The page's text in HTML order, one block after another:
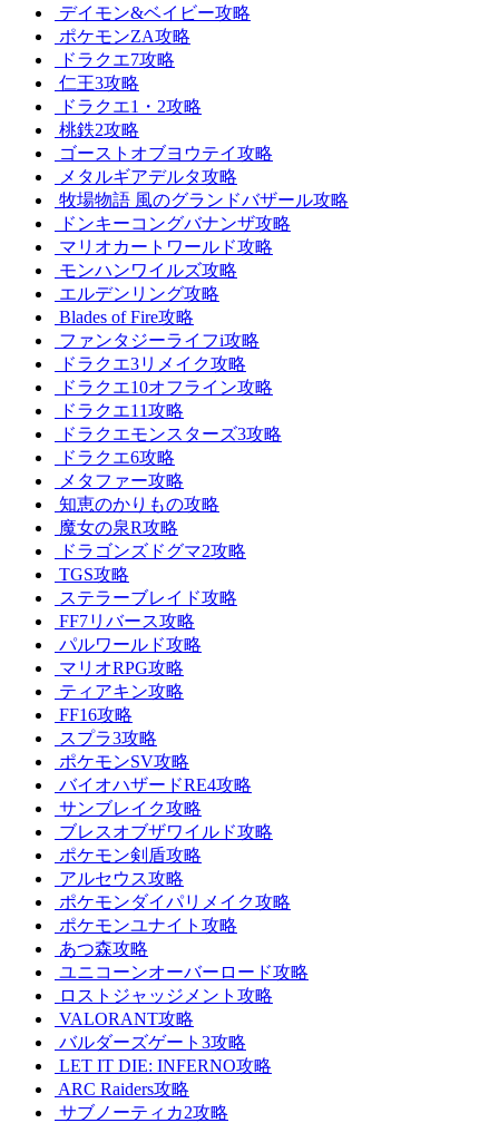
デイモン&ベイビー攻略
ポケモンZA攻略
ドラクエ7攻略
仁王3攻略
ドラクエ1・2攻略
桃鉄2攻略
ゴーストオブヨウテイ攻略
メタルギアデルタ攻略
牧場物語 風のグランドバザール攻略
ドンキーコングバナンザ攻略
マリオカートワールド攻略
モンハンワイルズ攻略
エルデンリング攻略
Blades of Fire攻略
ファンタジーライフi攻略
ドラクエ3リメイク攻略
ドラクエ10オフライン攻略
ドラクエ11攻略
ドラクエモンスターズ3攻略
ドラクエ6攻略
メタファー攻略
知恵のかりもの攻略
魔女の泉R攻略
ドラゴンズドグマ2攻略
TGS攻略
ステラーブレイド攻略
FF7リバース攻略
パルワールド攻略
マリオRPG攻略
ティアキン攻略
FF16攻略
スプラ3攻略
ポケモンSV攻略
バイオハザードRE4攻略
サンブレイク攻略
ブレスオブザワイルド攻略
ポケモン剣盾攻略
アルセウス攻略
ポケモンダイパリメイク攻略
ポケモンユナイト攻略
あつ森攻略
ユニコーンオーバーロード攻略
ロストジャッジメント攻略
VALORANT攻略
バルダーズゲート3攻略
LET IT DIE: INFERNO攻略
ARC Raiders攻略
サブノーティカ2攻略